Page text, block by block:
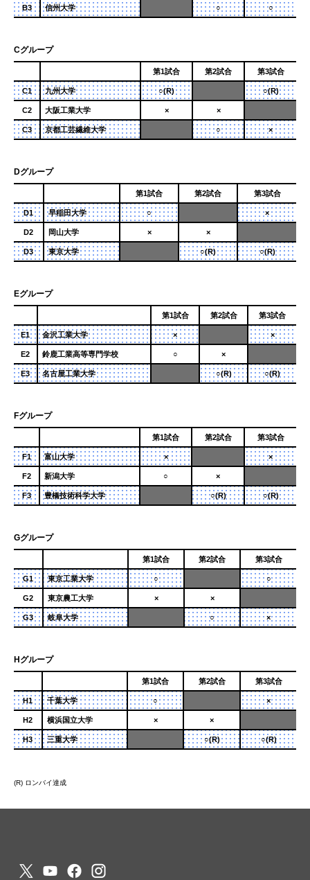
B3 信州⼤学 ○ ○
Cグループ
第1試合 第2試合 第3試合
C1 九州⼤学 ○(R) ○(R)
C2 大阪工業大学 × ×
C3 京都工芸繊維大学 ○ ×
Dグループ
第1試合 第2試合 第3試合
D1 早稲⽥⼤学 ○ ×
D2 岡山大学 × ×
D3 東京大学 ○(R) ○(R)
Eグループ
第1試合 第2試合 第3試合
E1 金沢工業大学 × ×
E2 鈴鹿工業高等専門学校 ○ ×
E3 名古屋⼯業⼤学 ○(R) ○(R)
Fグループ
第1試合 第2試合 第3試合
F1 富山大学 × ×
F2 新潟大学 ○ ×
F3 豊橋技術科学大学 ○(R) ○(R)
Gグループ
第1試合 第2試合 第3試合
G1 東京工業大学 ○ ○
G2 東京農⼯⼤学 × ×
G3 岐阜大学 ○ ×
Hグループ
第1試合 第2試合 第3試合
H1 千葉⼤学 ○ ×
H2 横浜国立大学 × ×
H3 三重⼤学 ○(R) ○(R)
(R) ロンバイ達成